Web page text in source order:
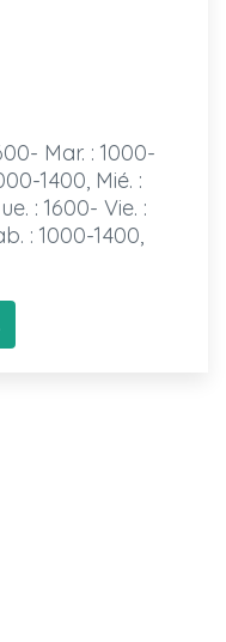
Mar. : 1000-
1400, Mié. :
: 1600- Vie. :
: 1000-1400,